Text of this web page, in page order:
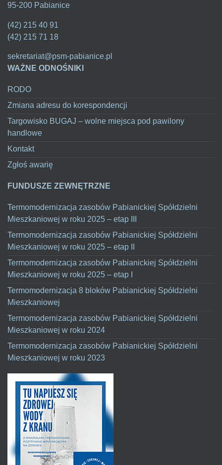
95-200 Pabianice
(42) 215 40 91
(42) 215 71 18
sekretariat@psm-pabianice.pl
WAŻNE ODNOŚNIKI
RODO
Zmiana adresu do korespondencji
Targowisko BUGAJ – wolne miejsca pod pawilony
handlowe
Kontakt
Zgłoś awarię
FUNDUSZE ZEWNĘTRZNE
Termomodernizacja zasobów Pabianickiej Spółdzielni
Mieszkaniowej w roku 2025 – etap III
Termomodernizacja zasobów Pabianickiej Spółdzielni
Mieszkaniowej w roku 2025 – etap II
Termomodernizacja zasobów Pabianickiej Spółdzielni
Mieszkaniowej w roku 2025 – etap I
Termomodernizacja 8 bloków Pabianickiej Spółdzielni
Mieszkaniowej
Termomodernizacja zasobów Pabianickiej Spółdzielni
Mieszkaniowej w roku 2024
Termomodernizacja zasobów Pabianickiej Spółdzielni
Mieszkaniowej w roku 2023